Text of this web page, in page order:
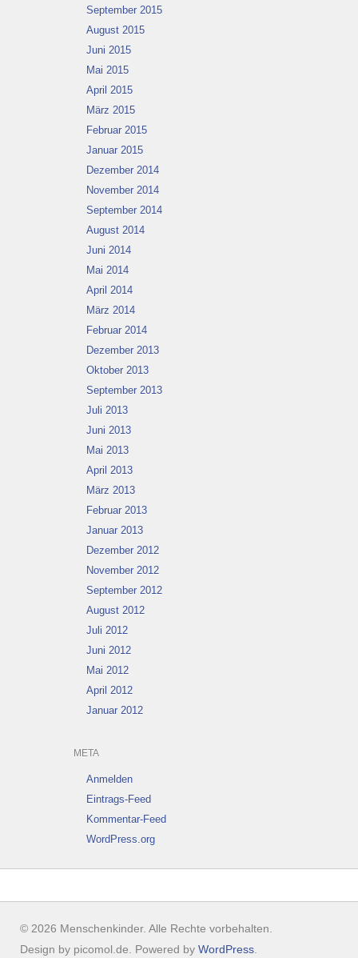
September 2015
August 2015
Juni 2015
Mai 2015
April 2015
März 2015
Februar 2015
Januar 2015
Dezember 2014
November 2014
September 2014
August 2014
Juni 2014
Mai 2014
April 2014
März 2014
Februar 2014
Dezember 2013
Oktober 2013
September 2013
Juli 2013
Juni 2013
Mai 2013
April 2013
März 2013
Februar 2013
Januar 2013
Dezember 2012
November 2012
September 2012
August 2012
Juli 2012
Juni 2012
Mai 2012
April 2012
Januar 2012
META
Anmelden
Eintrags-Feed
Kommentar-Feed
WordPress.org
© 2026 Menschenkinder. Alle Rechte vorbehalten.
Design by picomol.de. Powered by WordPress